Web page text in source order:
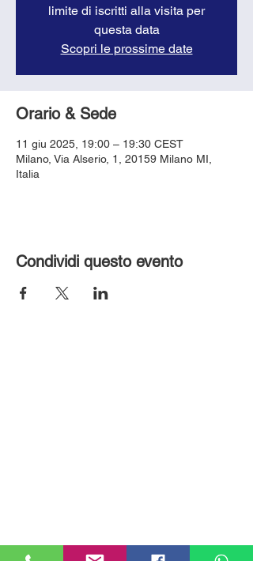
limite di iscritti alla visita per
questa data
Scopri le prossime date
Orario & Sede
11 giu 2025, 19:00 – 19:30 CEST
Milano, Via Alserio, 1, 20159 Milano MI,
Italia
Condividi questo evento